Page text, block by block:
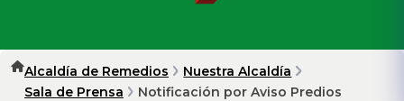
Alcaldía de Remedios
Nuestra Alcaldía
Sala de Prensa
Notificación por Aviso Predios